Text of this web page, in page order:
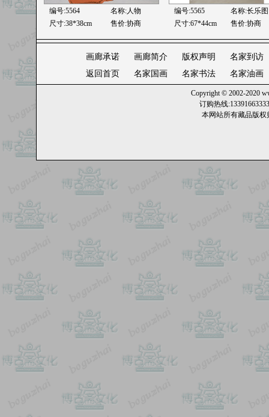
编号:5564 名称:人物
尺寸:38*38cm
售价:协商
编号:5565 名称:长乐图
尺寸:67*44cm
售价:协商
画廊承诺 画廊简介 版权声明
名家到访
返回首页
名家国画 名家书法 名家油画
Copyright © 2002-2020
订购热线
本网站所有藏品版